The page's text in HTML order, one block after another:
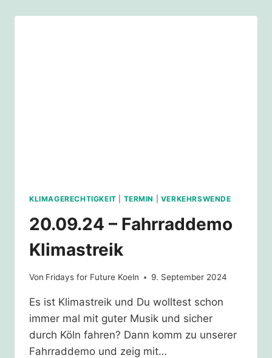
IELEN V
KLIMAGERECHTIGKEIT TERMIN VERKEHRSWENDE
20.09.24 – Fahrraddemo
Klimastreik
Von Fridays for Future Koeln 9. September 2024
Es ist Klimastreik und Du wolltest schon
immer mal mit guter Musik und sicher
durch Köln fahren? Dann komm zu unserer
Fahrraddemo und zeig mit…